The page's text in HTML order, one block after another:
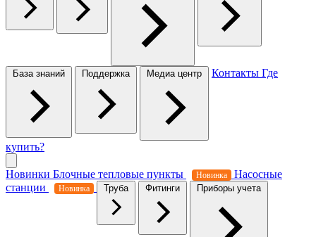
База знаний Поддержка Медиа центр Контакты Где
купить?
Новинки Блочные тепловые пункты Новинка
Насосные
станции
Новинка Труба Фитинги Приборы учета